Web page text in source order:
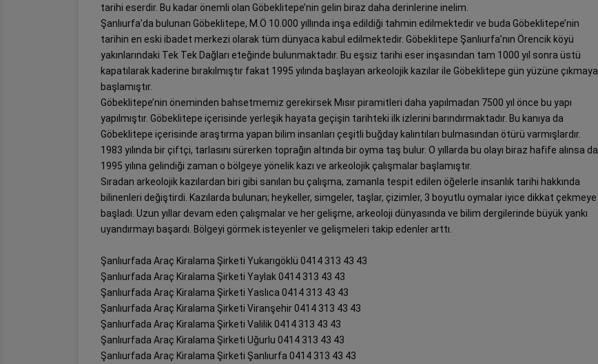
tarihi eserdir. Bu kadar önemli olan Göbeklitepe’nin gelin biraz daha derinlerine inelim.
Şanlıurfa’da bulunan Göbeklitepe, M.Ö 10.000 yıllında inşa edildiği tahmin edilmektedir ve buda Göbeklitepe’nin
tarihin en eski ibadet merkezi olarak tüm dünyaca kabul edilmektedir. Göbeklitepe Şanlıurfa’nın Örencik köyü
yakınlarındaki Tek Tek Dağları eteğinde bulunmaktadır. Bu eşsiz tarihi eser inşasından tam 1000 yıl sonra üstü
kapatılarak kaderine bırakılmıştır fakat 1995 yılında başlayan arkeolojik kazılar ile Göbeklitepe gün yüzüne çıkmaya
başlamıştır.
Göbeklitepe’nin öneminden bahsetmemiz gerekirsek Mısır piramitleri daha yapılmadan 7500 yıl önce bu yapı
yapılmıştır. Göbeklitepe içerisinde yerleşik hayata geçişin tarihteki ilk izlerini barındırmaktadır. Bu kanıya da
Göbeklitepe içerisinde araştırma yapan bilim insanları çeşitli buğday kalıntıları bulmasından ötürü varmışlardır.
1983 yılında bir çiftçi, tarlasını sürerken toprağın altında bir oyma taş bulur. O yıllarda bu olayı biraz hafife alınsa da
1995 yılına gelindiği zaman o bölgeye yönelik kazı ve arkeolojik çalışmalar başlamıştır.
Sıradan arkeolojik kazılardan biri gibi sanılan bu çalışma, zamanla tespit edilen öğelerle insanlık tarihi hakkında
bilinenleri değiştirdi. Kazılarda bulunan; heykeller, simgeler, taşlar, çizimler, 3 boyutlu oymalar iyice dikkat çekmeye
başladı. Uzun yıllar devam eden çalışmalar ve her gelişme, arkeoloji dünyasında ve bilim dergilerinde büyük yankı
uyandırmayı başardı. Bölgeyi görmek isteyenler ve gelişmeleri takip edenler arttı.
Şanlıurfada Araç Kiralama Şirketi Yukarıgöklü 0414 313 43 43
Şanlıurfada Araç Kiralama Şirketi Yaylak 0414 313 43 43
Şanlıurfada Araç Kiralama Şirketi Yaslıca 0414 313 43 43
Şanlıurfada Araç Kiralama Şirketi Viranşehir 0414 313 43 43
Şanlıurfada Araç Kiralama Şirketi Valilik 0414 313 43 43
Şanlıurfada Araç Kiralama Şirketi Uğurlu 0414 313 43 43
Şanlıurfada Araç Kiralama Şirketi Şanlıurfa 0414 313 43 43